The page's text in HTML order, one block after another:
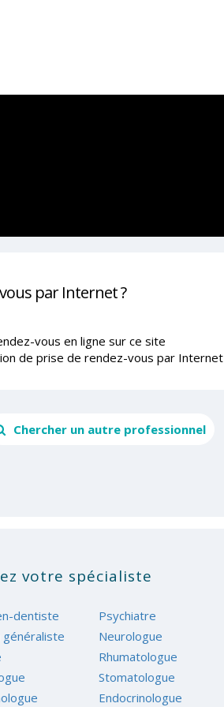
par Internet ?
vous en ligne sur ce site
de prise de rendez-vous par Internet
Chercher un autre professionnel
votre spécialiste
dentiste
généraliste
Psychiatre
Neurologue
Rhumatologue
Stomatologue
Endocrinologue